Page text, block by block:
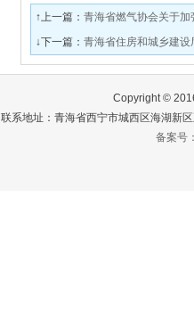
↑上一篇： 青海省燃气协会关于
↓下一篇： 青海省住房和城乡建
Copyright ©
联系地址：青海省西宁市城西区海湖新
备案号